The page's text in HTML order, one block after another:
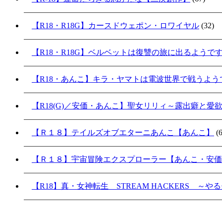
【R18・R18G】カースドウェポン・ロワイヤル (32)
【R18・R18G】ベルベットは復讐の旅に出るようで
【R18・あんこ】キラ・ヤマトは電波世界で戦うよ
【R18(G)／安価・あんこ】聖女リリィ～露出癖と愛
【Ｒ１８】テイルズオブエターニあんこ【あんこ】
【Ｒ１８】宇宙冒険エクスプローラー【あんこ・安
【R18】真・女神転生 STREAM HACKERS ～や